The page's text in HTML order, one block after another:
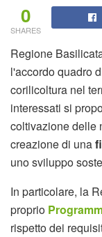
0
SHARES
Regione
l'accordo quadro
corilicoltura nel
interessati si
coltivazione delle
creazione di una
uno sviluppo
In particolare, la
proprio
rispetto dei